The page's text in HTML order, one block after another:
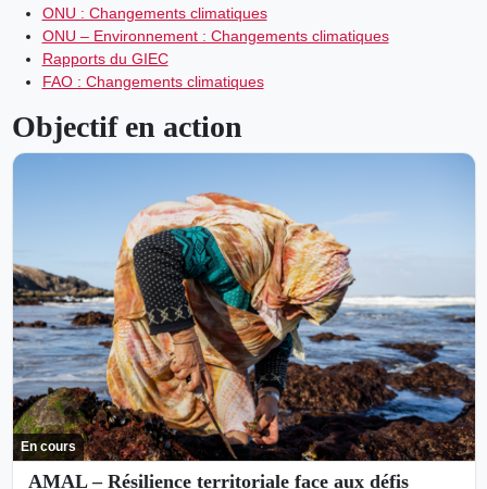
ONU : Changements climatiques
ONU – Environnement : Changements climatiques
Rapports du GIEC
FAO : Changements climatiques
Objectif en action
En cours
AMAL – Résilience territoriale face aux défis